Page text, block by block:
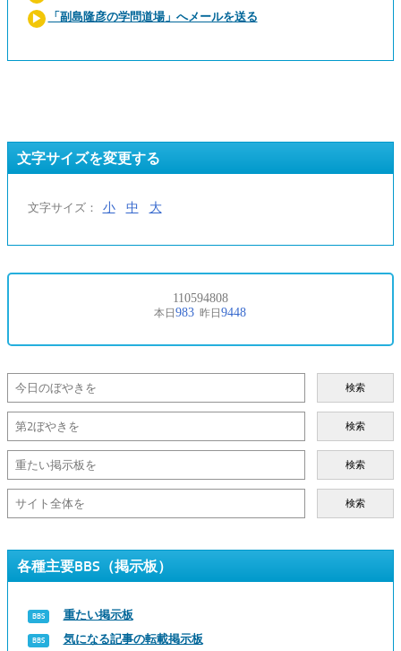
「副島隆彦の学問道場」へメールを送る
文字サイズを変更する
文字サイズ： 小 中 大
検索
検索
検索
検索
各種主要BBS（掲示板）
重たい掲示板
気になる記事の転載掲示板